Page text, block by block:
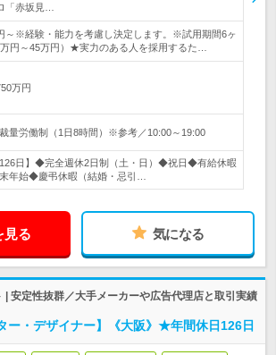
「赤坂見…
～※経験・能力を考慮し決定します。※試用期間6ヶ
円～45万円）★実力のある人を採用するた…
万円
量労働制（1日8時間）※参考／10:00～19:00
126日】◆完全週休2日制（土・日）◆祝日◆有給休暇
年始◆慶弔休暇（結婚・忌引…
見る 気になる
| 安定性抜群／大手メーカーや広告代理店と取引実績
ー・デザイナー】《大阪》★年間休日126日